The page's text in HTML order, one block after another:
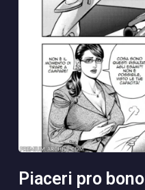
piaceri pro bono